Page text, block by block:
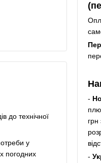
до технічної
у
погодних
-
-